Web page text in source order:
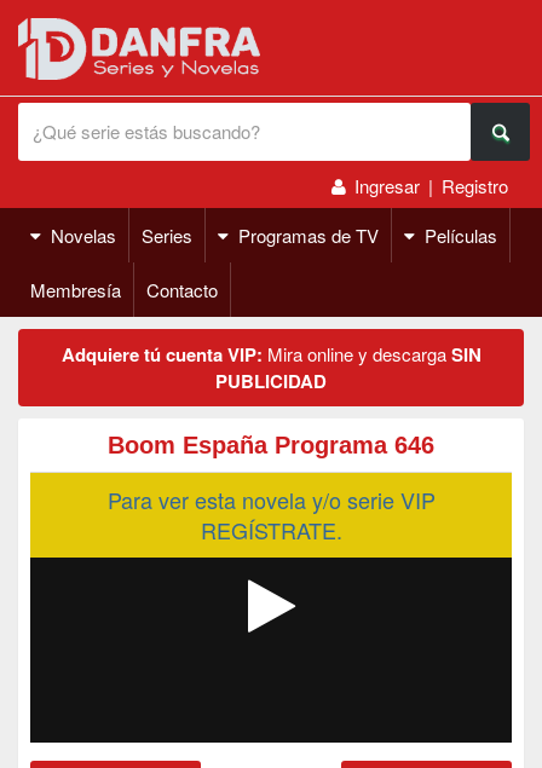
Ingresar | Registro
Novelas
Series Programas de TV Películas
Membresía Contacto
Adquiere tú cuenta VIP: Mira online y descargaSIN
PUBLICIDAD
Boom España Programa 646
Para ver esta novela y/o serie VIP
REGÍSTRATE.